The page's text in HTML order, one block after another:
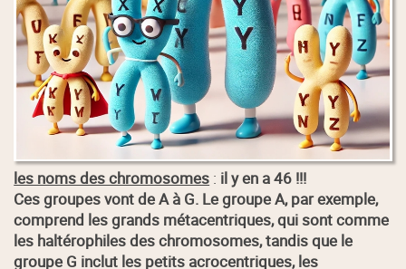
les noms des chromosomes : il y en a 46 !!!
Ces groupes vont de A à G. Le groupe A, par exemple,
comprend les grands métacentriques, qui sont comme
les haltérophiles des chromosomes, tandis que le
groupe G inclut les petits acrocentriques, les